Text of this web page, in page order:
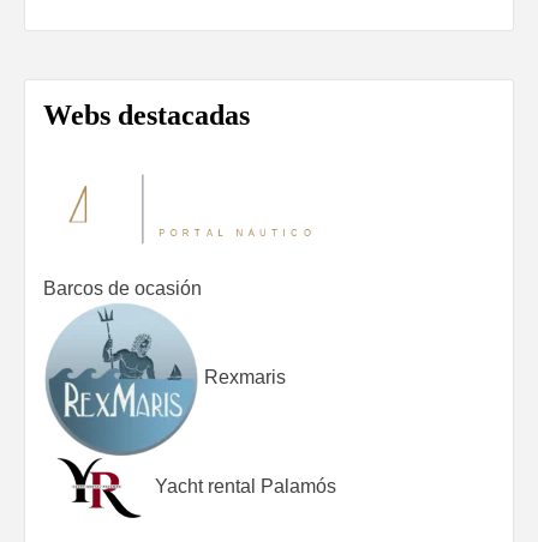
Webs destacadas
Barcos de ocasión
Rexmaris
Yacht rental Palamós